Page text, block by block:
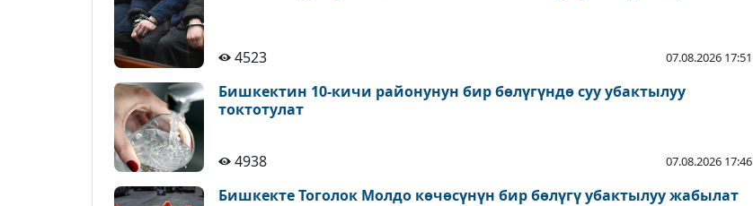
4523 07.08.2026 17:51
Бишкектин 10-кичи районунун бир бөлүгүндө суу убактылуу
токтотулат
4938 07.08.2026 17:46
Бишкекте Тоголок Молдо көчөсүнүн бир бөлүгү убактылуу жабылат